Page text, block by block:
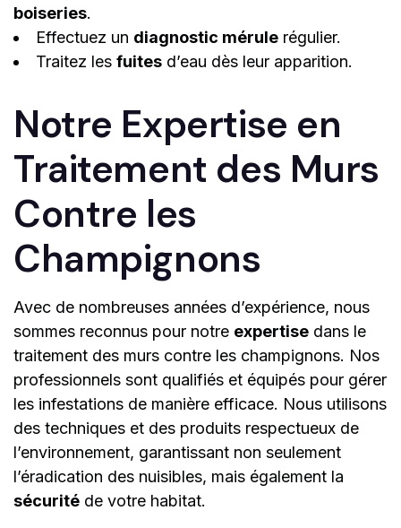
boiseries.
Effectuez un diagnostic mérule régulier.
Traitez les fuites d’eau dès leur apparition.
Notre Expertise en
Traitement des Murs
Contre les
Champignons
Avec de nombreuses années d’expérience, nous
sommes reconnus pour notre expertise dans le
traitement des murs contre les champignons. Nos
professionnels sont qualifiés et équipés pour gérer
les infestations de manière efficace. Nous utilisons
des techniques et des produits respectueux de
l’environnement, garantissant non seulement
l’éradication des nuisibles, mais également la
sécurité de votre habitat.